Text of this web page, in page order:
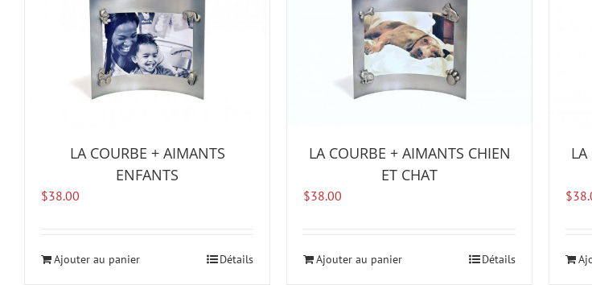
LA COURBE + AIMANTS
ENFANTS
$38.00
Ajouter au panier Détails
LA COURBE + AIMANTS CHIEN
ET CHAT
$38.00
Ajouter au panier Détails
LA
$